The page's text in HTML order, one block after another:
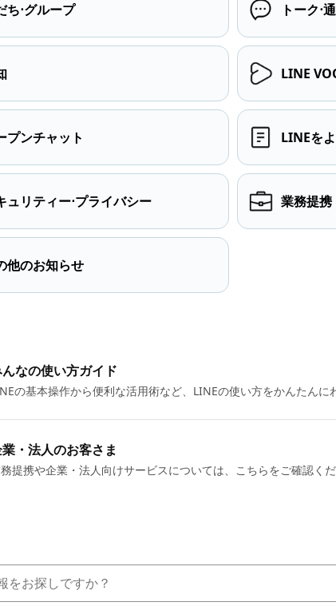
ち⋅グループ トーク⋅
LINE
プンチャット LINEを
ュリティー⋅プライバシー 業務提携
他のお知らせ
なの使い方ガイド
の基本操作から便利な活用術など、LINEの使い方をかんたんに
・法人のお客さま
提携や企業・法人向けサービスについては、こちらをご確認くだ